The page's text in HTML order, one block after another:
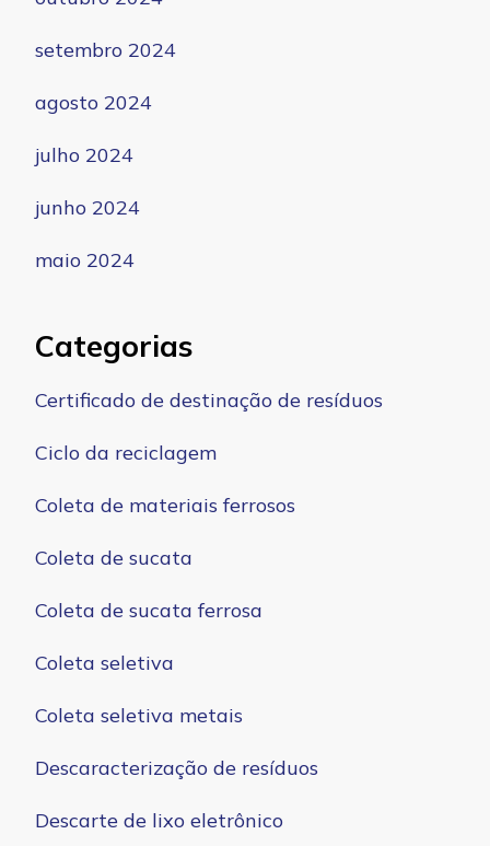
setembro 2024
agosto 2024
julho 2024
junho 2024
maio 2024
Categorias
Certificado de destinação de resíduos
Ciclo da reciclagem
Coleta de materiais ferrosos
Coleta de sucata
Coleta de sucata ferrosa
Coleta seletiva
Coleta seletiva metais
Descaracterização de resíduos
Descarte de lixo eletrônico